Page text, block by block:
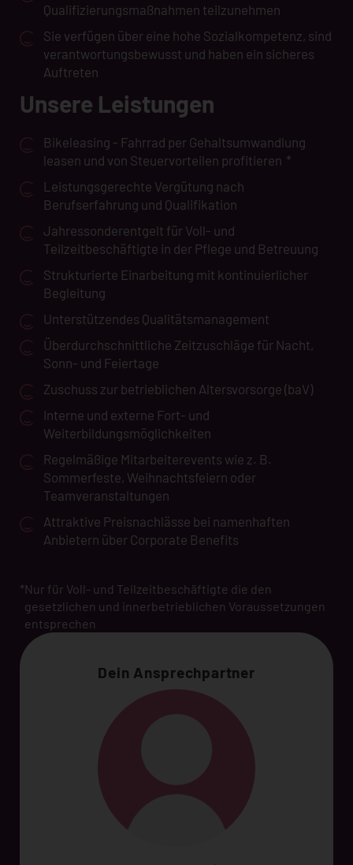
Dein Ansprechpartner
Qualifizierungsmaßnahmen teilzunehmen
Sie verfügen über eine hohe Sozialkompetenz, sind
verantwortungsbewusst und haben ein sicheres
Auftreten
Unsere Leistungen
Bikeleasing - Fahrrad per Gehaltsumwandlung
leasen und von Steuervorteilen profitieren *
Leistungsgerechte Vergütung nach
Berufserfahrung und Qualifikation
Jahressonderentgelt für Voll- und
Teilzeitbeschäftigte in der Pflege und Betreuung
Strukturierte Einarbeitung mit kontinuierlicher
Begleitung
Unterstützendes Qualitätsmanagement
Überdurchschnittliche Zeitzuschläge für Nacht,
Sonn- und Feiertage
Zuschuss zur betrieblichen Altersvorsorge (baV)
Interne und externe Fort- und
Weiterbildungsmöglichkeiten
Regelmäßige Mitarbeiterevents wie z. B.
Sommerfeste, Weihnachtsfeiern oder
Teamveranstaltungen
Attraktive Preisnachlässe bei namenhaften
Anbietern über Corporate Benefits
*Nur für Voll- und Teilzeitbeschäftigte die den
gesetzlichen und innerbetrieblichen Voraussetzungen
entsprechen